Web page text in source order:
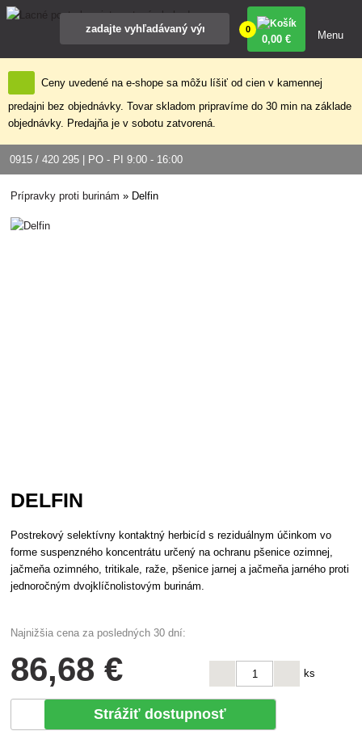
Ceny uvedené na e-shope sa môžu líšiť od cien v kamennej
predajni bez objednávky. Tovar skladom pripravíme do 30 min na základe
objednávky. Predajňa je v sobotu zatvorená.
0915 / 420 295 | PO - PI 9:00 - 16:00
0
0,00 € Menu
Prípravky proti burinám » Delfin
DELFIN
Postrekový selektívny kontaktný herbicíd s reziduálnym účinkom vo
forme suspenzného koncentrátu určený na ochranu pšenice ozimnej,
jačmeňa ozimného, tritikale, raže, pšenice jarnej a jačmeňa jarného proti
jednoročným dvojklíčnolistovým burinám.
Najnižšia cena za posledných 30 dní:
86,68 € ks
Strážiť dostupnosť